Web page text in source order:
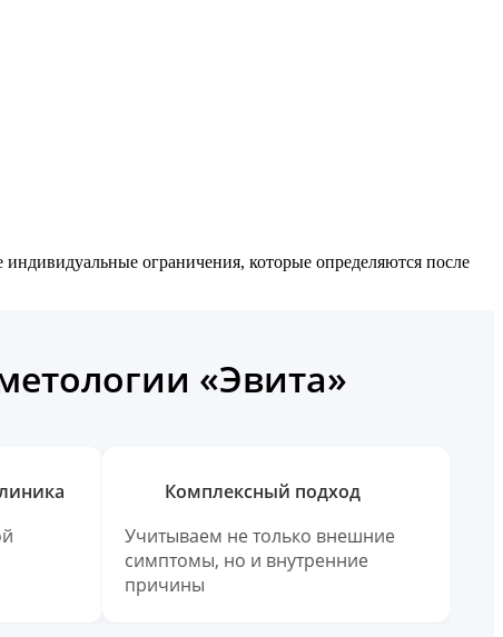
ограничения, которые определяются после
«Эвита»
Комплексный подход
Учитываем не только внешние
симптомы, но и внутренние
причины